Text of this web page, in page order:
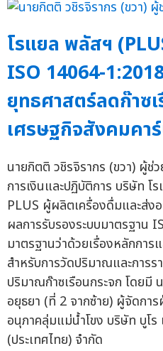
โรแยล พลัสฯ
ISO 14064-
ยุทธศาสตร์ลดก๊าซ
เศรษฐกิจสังคมคา
นายกิตติ วชิรจิรากร (ขวา) ผู้ช่
การเงินและปฏิบัติการ บริษัท
PLUS ผู้ผลิตเครื่องดื่มและส่ง
ผลการรับรองระบบมาตรฐาน
มาตรฐานว่าด้วยเรื่องหลักการ
สำหรับการวัดปริมาณและการ
ปริมาณก๊าซเรือนกระจก โดยมี
อยุธยา (ที่ 2 จากซ้าย) ผู้จัดกา
อนุภาคลุ่มแม่น้ำโขง บริษัท บูโร
(ประเทศไทย) จำกัด